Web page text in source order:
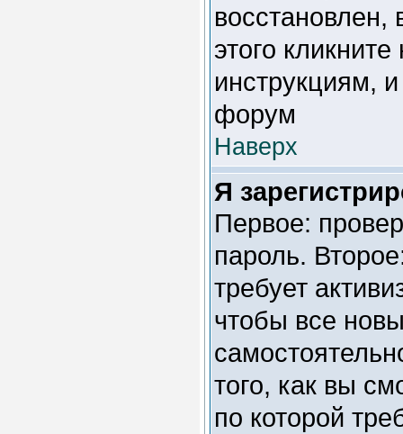
этого
инструкциям,
форум
Наверх
Я
Первое:
пароль.
требует
чтобы все
того, как вы
по которой